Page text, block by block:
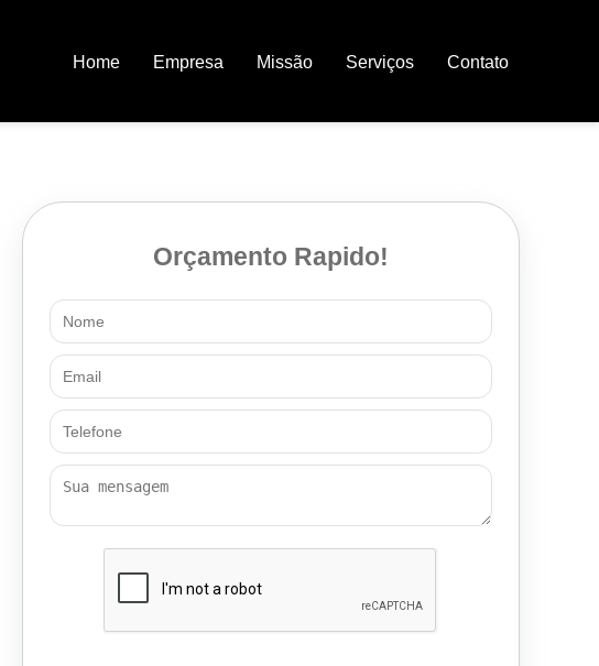
Home Empresa Missão Serviços Contato
Orçamento Rapido!